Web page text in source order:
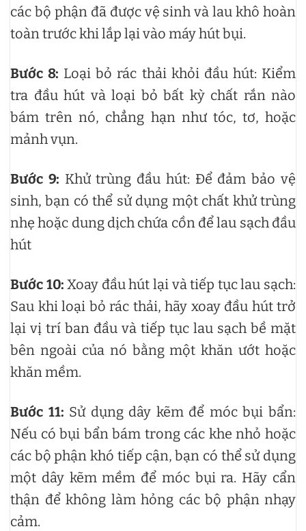
các bộ phận đã được vệ sinh và lau khô hoàn
toàn trước khi lắp lại vào máy hút bụi.
Bước 8: Loại bỏ rác thải khỏi đầu hút: Kiểm
tra đầu hút và loại bỏ bất kỳ chất rắn nào
bám trên nó, chẳng hạn như tóc, tơ, hoặc
mảnh vụn.
Bước 9: Khử trùng đầu hút: Để đảm bảo vệ
sinh, bạn có thể sử dụng một chất khử trùng
nhẹ hoặc dung dịch chứa cồn để lau sạch đầu
hút
Bước 10: Xoay đầu hút lại và tiếp tục lau sạch:
Sau khi loại bỏ rác thải, hãy xoay đầu hút trở
lại vị trí ban đầu và tiếp tục lau sạch bề mặt
bên ngoài của nó bằng một khăn ướt hoặc
khăn mềm.
Bước 11: Sử dụng dây kẽm để móc bụi bẩn:
Nếu có bụi bẩn bám trong các khe nhỏ hoặc
các bộ phận khó tiếp cận, bạn có thể sử dụng
một dây kẽm mềm để móc bụi ra. Hãy cẩn
thận để không làm hỏng các bộ phận nhạy
cảm.